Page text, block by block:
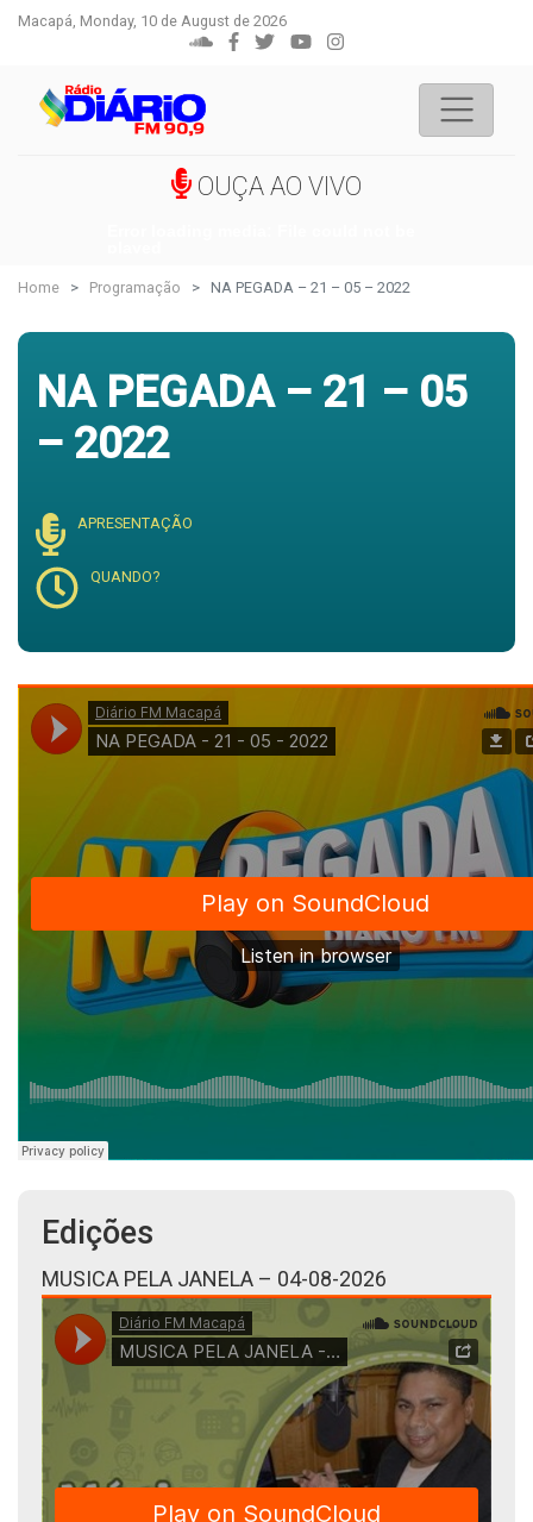
Macapá, Monday, 10 de August de 2026
OUÇA AO VIVO
Home Programação NA PEGADA – 21 – 05 – 2022
NA PEGADA – 21 – 05
– 2022
APRESENTAÇÃO
QUANDO?
Edições
MUSICA PELA JANELA – 04-08-2026